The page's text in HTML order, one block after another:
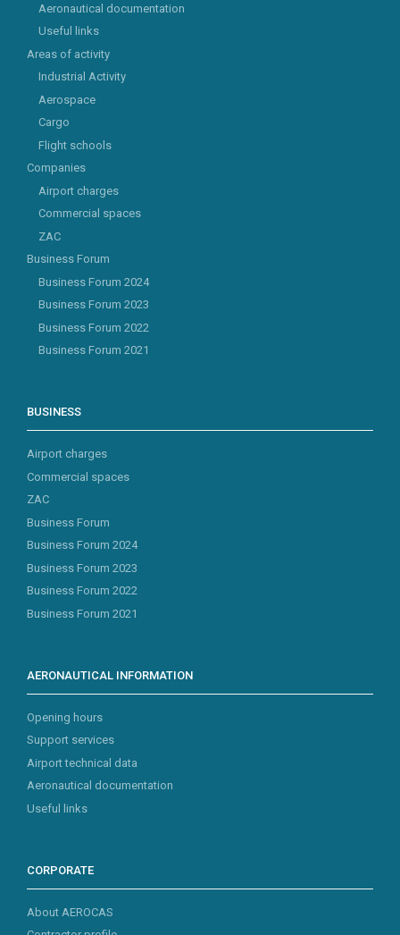
Aeronautical documentation
Useful links
Areas of activity
Industrial Activity
Aerospace
Cargo
Flight schools
Companies
Airport charges
Commercial spaces
ZAC
Business Forum
Business Forum 2024
Business Forum 2023
Business Forum 2022
Business Forum 2021
BUSINESS
Airport charges
Commercial spaces
ZAC
Business Forum
Business Forum 2024
Business Forum 2023
Business Forum 2022
Business Forum 2021
AERONAUTICAL INFORMATION
Opening hours
Support services
Airport technical data
Aeronautical documentation
Useful links
CORPORATE
About AEROCAS